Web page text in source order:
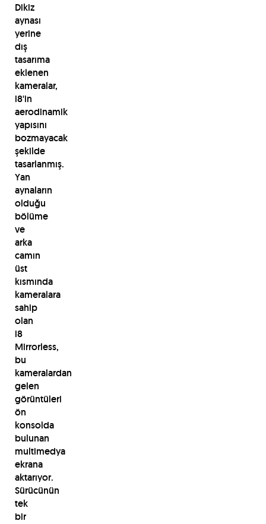
Dikiz
aynası
yerine
dış
tasarıma
eklenen
kameralar,
i8'in
aerodinamik
yapısını
bozmayacak
şekilde
tasarlanmış.
Yan
aynaların
olduğu
bölüme
ve
arka
camın
üst
kısmında
kameralara
sahip
olan
i8
Mirrorless,
bu
kameralardan
gelen
görüntüleri
ön
konsolda
bulunan
multimedya
ekrana
aktarıyor.
Sürücünün
tek
bir